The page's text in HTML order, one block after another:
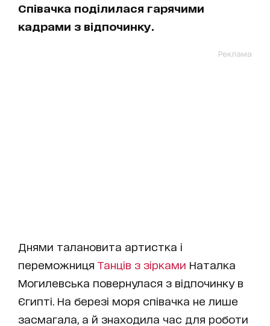
Співачка поділилася гарячими
кадрами з відпочинку.
Реклама
Днями талановита артистка і
переможниця Танців з зірками Наталка
Могилевська повернулася з відпочинку в
Єгипті. На березі моря співачка не лише
засмагала, а й знаходила час для роботи